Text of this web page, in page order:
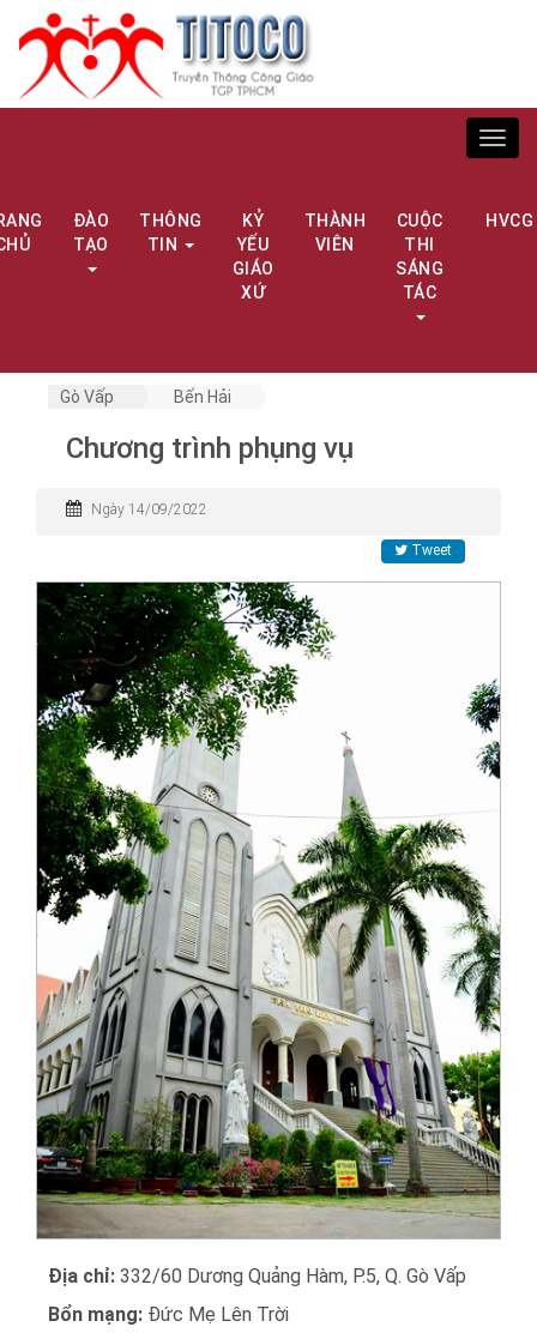
ĐÀO
TẠO
THÔNG
TIN
KỶ
YẾU
GIÁO
XỨ
THÀNH
VIÊN
CUỘC
THI
SÁNG
TÁC
HVCG
Gò Vấp Bến Hải
Chương trình phụng vụ
Ngày 14/09/2022
Tweet
Địa chỉ: 332/60 Dương Quảng Hàm, P.5, Q. Gò Vấp
Bổn mạng: Đức Mẹ Lên Trời